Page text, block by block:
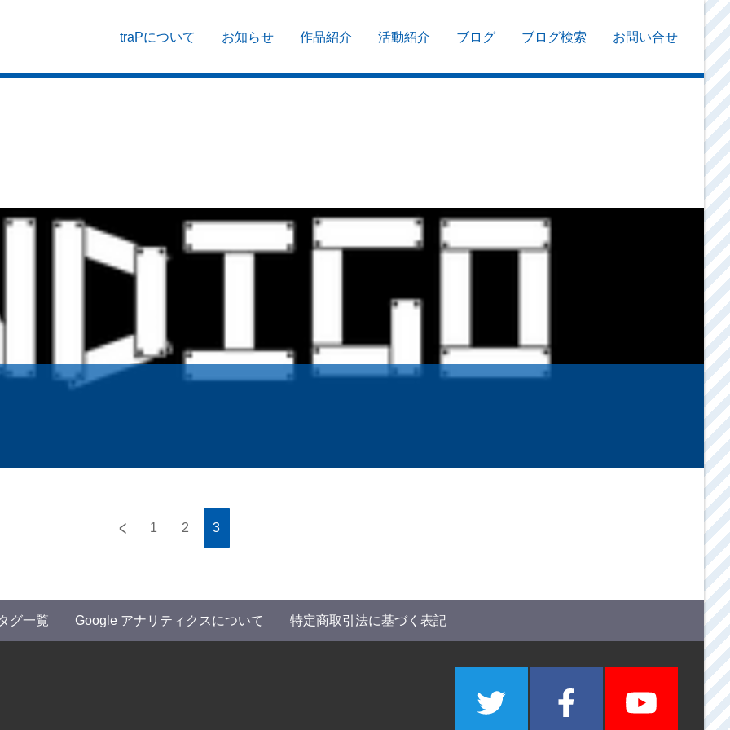
traPについて お知らせ 作品紹介 活動紹介 ブログ ブログ検索 お問い合せ
< 1 2 3
グ一覧 Google アナリティクスについて 特定商取引法に基づく表記